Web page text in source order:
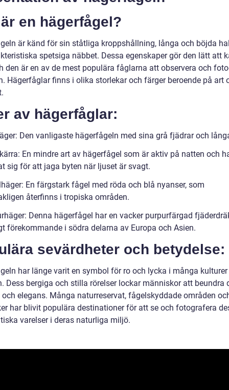
en hägerfågel?
är känd för sin ståtliga kroppshållning, långa och böjda
spetsiga näbbet. Dessa egenskaper gör den lätt att
den är en av de mest populära fåglarna att observera och
Hägerfåglar finns i olika storlekar och färger beroende på art
av hägerfåglar:
Den vanligaste hägerfågeln med sina grå fjädrar och
En mindre art av hägerfågel som är aktiv på natten och
sig för att jaga byten när ljuset är svagt.
En färgstark fågel med röda och blå nyanser, som
återfinns i tropiska områden.
Denna hägerfågel har en vacker purpurfärgad
förekommande i södra delarna av Europa och Asien.
sevärdheter och betydelse:
har länge varit en symbol för ro och lycka i många
Dess bergiga och stilla rörelser lockar människor att beundra
elegans. Många naturreservat, fågelskyddade områden
har blivit populära destinationer för att se och fotografera
varelser i deras naturliga miljö.